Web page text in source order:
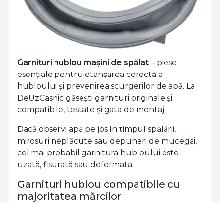
Garnituri hublou mașini de spălat – piese
esențiale pentru etanșarea corectă a
hubloului și prevenirea scurgerilor de apă. La
DeUzCasnic găsești garnituri originale și
compatibile, testate și gata de montaj.
Dacă observi apă pe jos în timpul spălării,
mirosuri neplăcute sau depuneri de mucegai,
cel mai probabil garnitura hubloului este
uzată, fisurată sau deformata.
Garnituri hublou compatibile cu
majoritatea mărcilor